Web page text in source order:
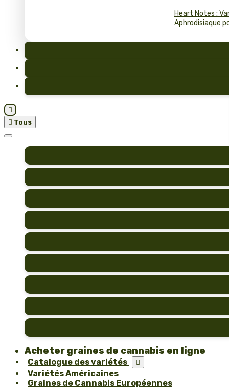
Heart Notes :
Aphrodisiaque

 Tous
Acheter graines de cannabis en ligne
Catalogue des variétés 
Variétés Américaines
Graines de Cannabis Européennes